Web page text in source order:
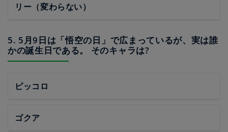
リー（変わらない）
5. 5月9日は「悟空の日」で広まっているが、実は誰
かの誕生日である。 そのキャラは?
ピッコロ
ゴクア